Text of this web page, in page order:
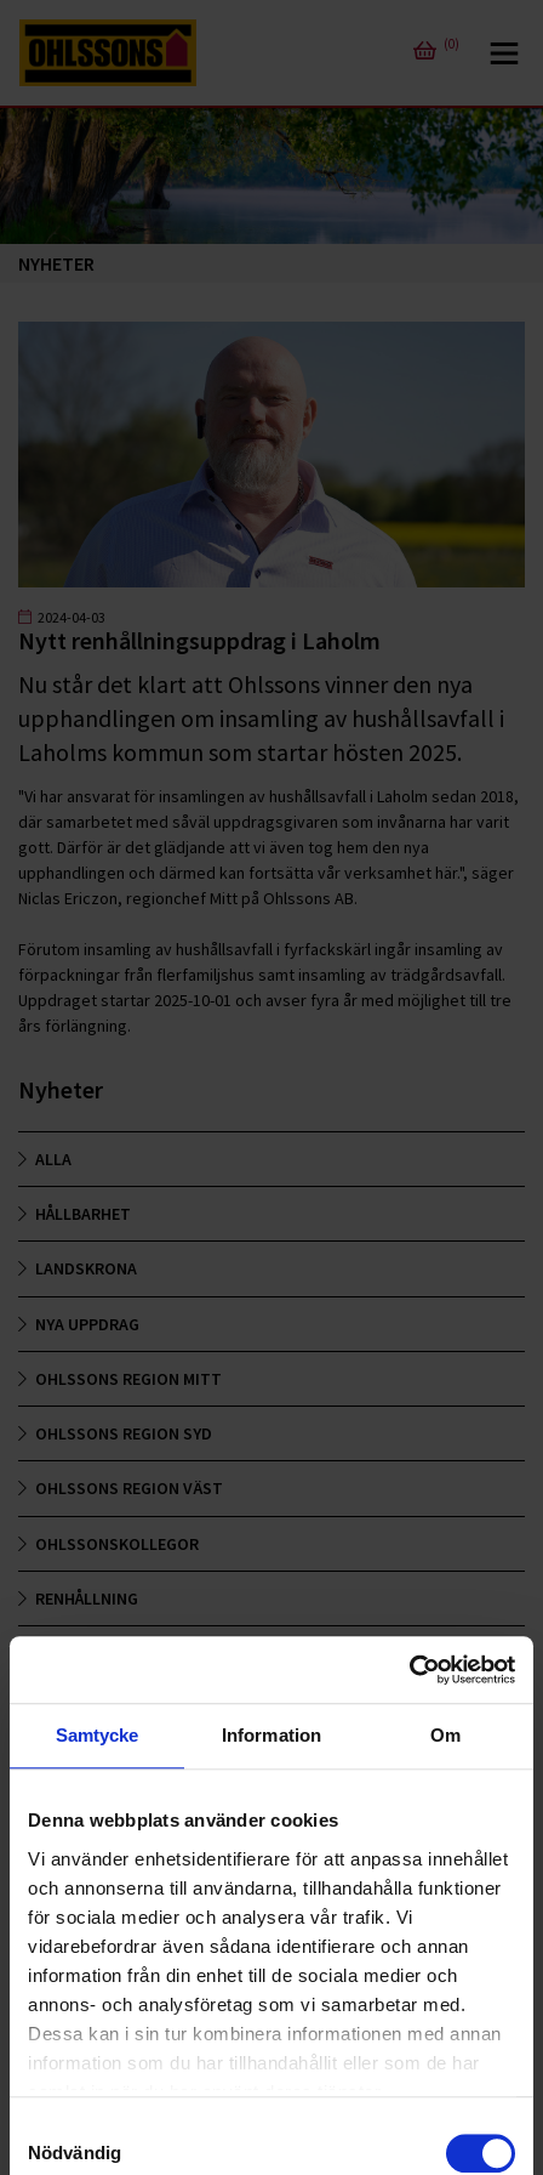
Samtycke Information Om
Denna webbplats använder cookies
Vi använder enhetsidentifierare för att anpassa innehållet
och annonserna till användarna, tillhandahålla funktioner
för sociala medier och analysera vår trafik. Vi
vidarebefordrar även sådana identifierare och annan
information från din enhet till de sociala medier och
annons- och analysföretag som vi samarbetar med.
Dessa kan i sin tur kombinera informationen med annan
information som du har tillhandahållit eller som de har
Nödvändig
(0)
NYHETER
2024-04-03
Nytt renhållningsuppdrag i Laholm
Nu står det klart att Ohlssons vinner den nya
upphandlingen om insamling av hushållsavfall i
Laholms kommun som startar hösten 2025.
"Vi har ansvarat för insamlingen av hushållsavfall i Laholm sedan 2018,
där samarbetet med såväl uppdragsgivaren som invånarna har varit
gott. Därför är det glädjande att vi även tog hem den nya
upphandlingen och därmed kan fortsätta vår verksamhet här.", säger
Niclas Ericzon, regionchef Mitt på Ohlssons AB.
Förutom insamling av hushållsavfall i fyrfackskärl ingår insamling av
förpackningar från flerfamiljshus samt insamling av trädgårdsavfall.
Uppdraget startar 2025-10-01 och avser fyra år med möjlighet till tre
års förlängning.
Nyheter
ALLA
HÅLLBARHET
LANDSKRONA
NYA UPPDRAG
OHLSSONS REGION MITT
OHLSSONS REGION SYD
OHLSSONS REGION VÄST
OHLSSONSKOLLEGOR
RENHÅLLNING
SOCIALT ANSVAR
VELLINGE
KUNDTJÄNST